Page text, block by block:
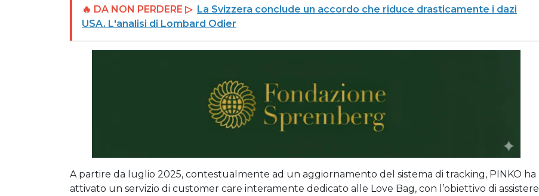
🔥 DA NON PERDERE ▷ La Svizzera conclude un accordo che riduce drasticamente i dazi
USA. L'analisi di Lombard Odier
A partire da luglio 2025, contestualmente ad un aggiornamento del sistema di tracking, PINKO ha
attivato un servizio di customer care interamente dedicato alle Love Bag, con l’obiettivo di assistere